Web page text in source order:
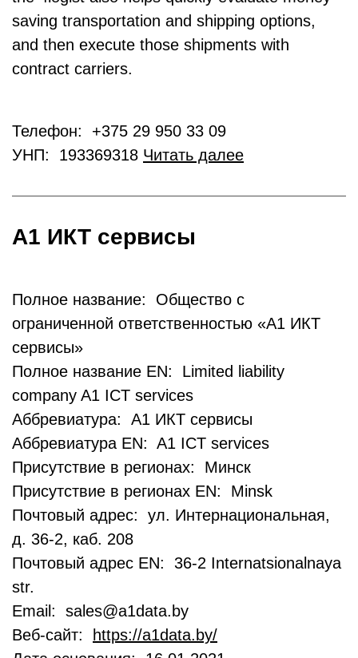
saving transportation and shipping options,
and then execute those shipments with
contract carriers.
Телефон: +375 29 950 33 09
УНП: 193369318 Читать далее
А1 ИКТ сервисы
Полное название: Общество с
ограниченной ответственностью «А1 ИКТ
сервисы»
Полное название EN: Limited liability
company A1 ICT services
Аббревиатура: А1 ИКТ сервисы
Аббревиатура EN: A1 ICT services
Присутствие в регионах: Минск
Присутствие в регионах EN: Minsk
Почтовый адрес: ул. Интернациональная,
д. 36-2, каб. 208
Почтовый адрес EN: 36-2 Internatsionalnaya
str.
Email: sales@a1data.by
Веб-сайт:
https://a1data.by/